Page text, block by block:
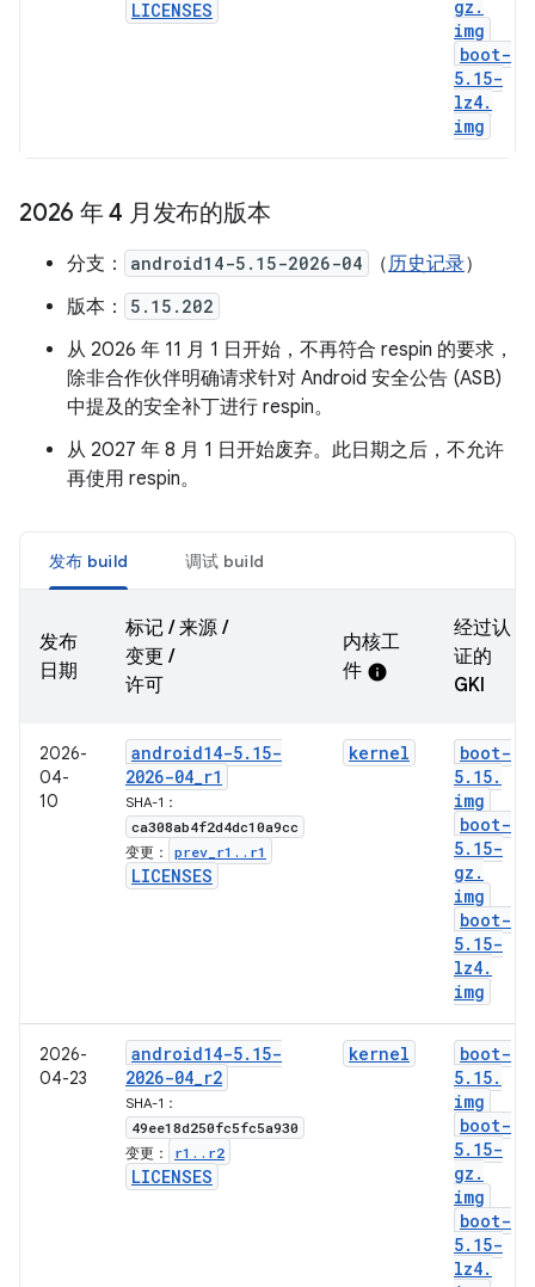
LICENSES
gz .
img
boot-
5. 15-
lz4.
img
2026 年 4 月发布的版本
分支： android14-5.15-2026-04 （历史记录）
版本：
5.15.202
从 2026 年 11 月 1 日开始，不再符合 respin 的要求，
除非合作伙伴明确请求针对 Android 安全公告 (ASB)
中提及的安全补丁进行 respin。
从 2027 年 8 月 1 日开始废弃。此日期之后，不允许
再使用 respin。
发布 build 调试 build
发布
日期
标记 / 来源 /
变更 /
许可
内核工
件 info
经过认
证的
GKI
2026-
04-
10
android14-5. 15-
2026-04_r1
SHA-1：
ca308ab4f2d4dc10a9cc
变更： prev r1 . . r1
LICENSES
kernel
boot-
5. 15.
img
boot-
5. 15-
gz .
img
boot-
5. 15-
lz4.
img
2026-
04-23
android14-5. 15-
2026-04_r2
SHA-1：
49ee18d250fc5fc5a930
变更： r1 . . r2
LICENSES
kernel
boot-
5. 15.
img
boot-
5. 15-
gz .
img
boot-
5. 15-
lz4.